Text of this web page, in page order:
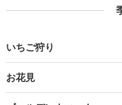
いちご狩り
お花見